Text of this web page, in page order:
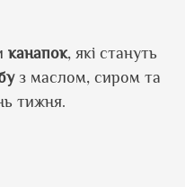
канапок, які стануть
з маслом, сиром та
тижня.